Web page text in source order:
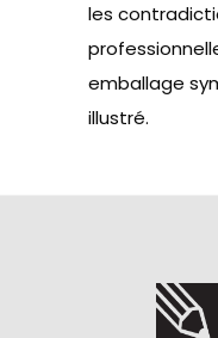
les
emballage
illustré.